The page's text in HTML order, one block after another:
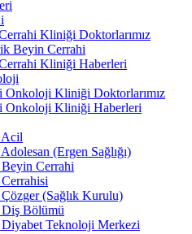
Kliniği Doktorlarımız
Beyin Cerrahi
Kliniği Haberleri
Onkoloji Kliniği Doktorlarımız
Onkoloji Kliniği Haberleri
(Ergen Sağlığı)
Cerrahi
(Sağlık Kurulu)
Bölümü
Teknoloji Merkezi